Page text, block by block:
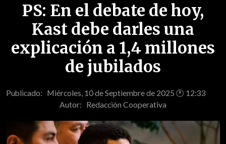
PS: En el debate de hoy,
Kast debe darles una
explicación a 1,4 millones
de jubilados
Publicado: Miércoles, 10 de Septiembre de 2025 🕐 12:33
Autor: Redacción Cooperativa